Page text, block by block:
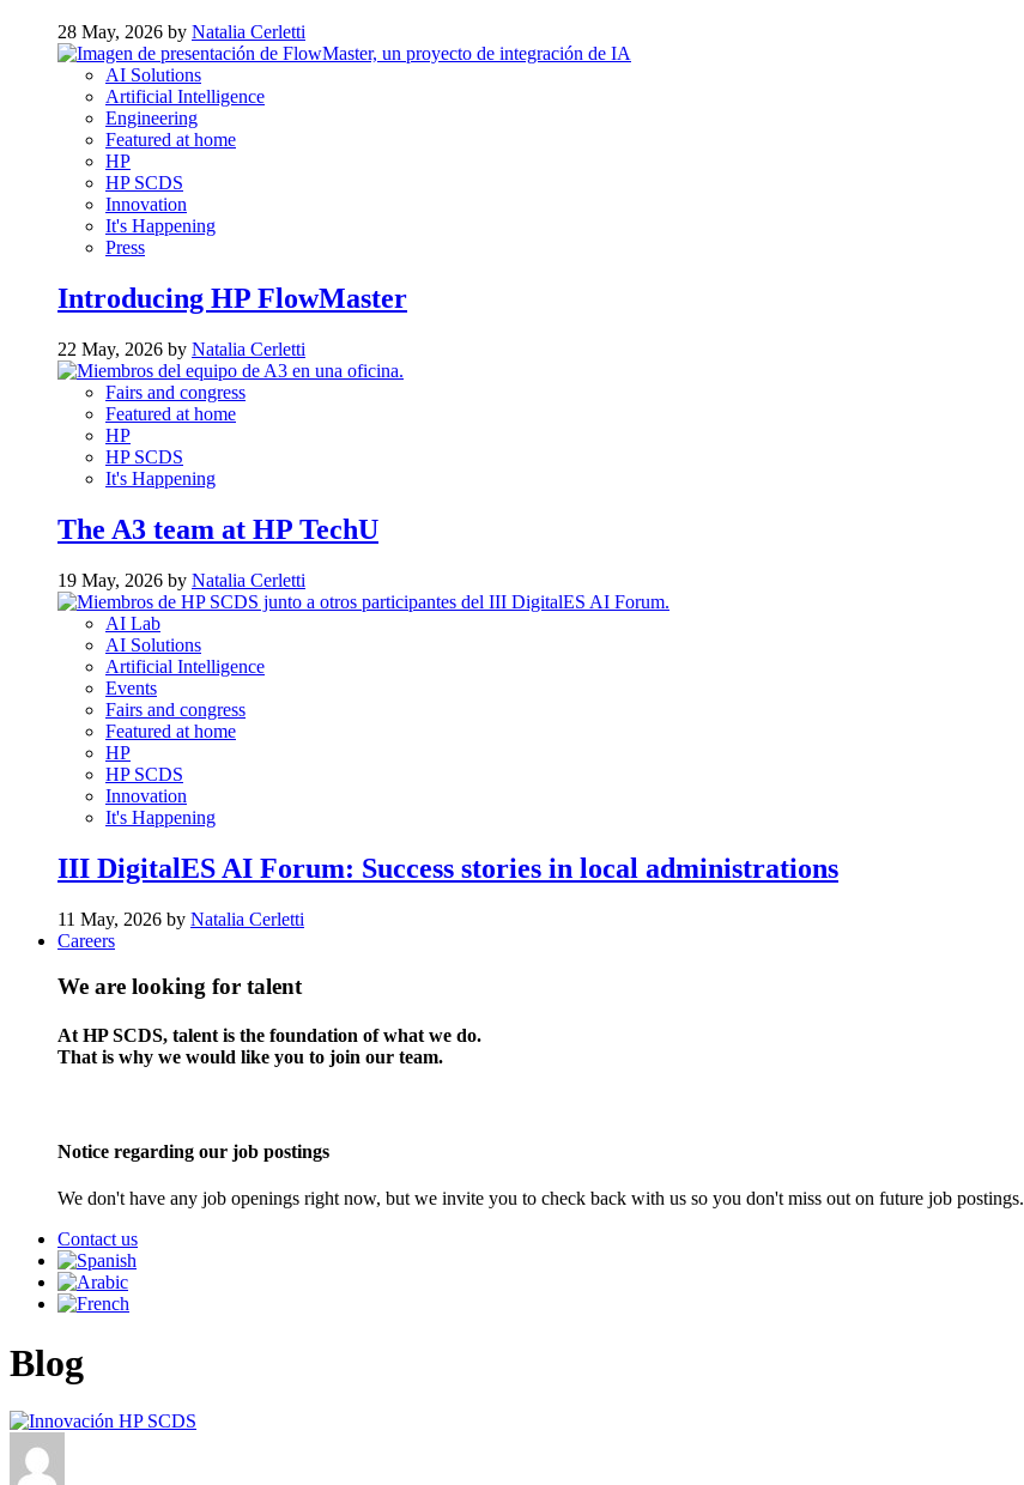
28 May, 2026 by Natalia Cerletti
AI Solutions
Artificial Intelligence
Engineering
Featured at home
HP
HP SCDS
Innovation
It's Happening
Press
Introducing HP FlowMaster
22 May, 2026 by Natalia Cerletti
Fairs and congress
Featured at home
HP
HP SCDS
It's Happening
The A3 team at HP TechU
19 May, 2026 by Natalia Cerletti
AI Lab
AI Solutions
Artificial Intelligence
Events
Fairs and congress
Featured at home
HP
HP SCDS
Innovation
It's Happening
III DigitalES AI Forum: Success stories in local administrations
11 May, 2026 by Natalia Cerletti
Careers
We are looking for talent
At HP SCDS, talent is the foundation of what we do.
That is why we would like you to join our team.
Notice regarding our job postings
We don't have any job openings right now, but we invite you to check back with us so you don't miss out on future job postings.
Contact us
Blog